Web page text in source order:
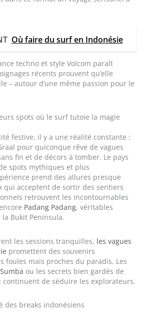
Où faire du surf en Indonésie
techno et style Volcom paraît
récents prouvent qu’elle
– autour d’une même passion pour le
spots où le surf tutoie la magie
festive, il y a une réalité constante :
pour quiconque rêve de vagues
fin et de décors à tomber. Le pays
spots mythiques et plus
prend des allures presque
qui acceptent de sortir des sentiers
retrouvent les incontournables
Padang Padang, véritables
Bukit Peninsula.
les sessions tranquilles, les vagues
promettent des souvenirs
foules mais proches du paradis. Les
Sumba ou les secrets bien gardés de
continuent de séduire les explorateurs.
des breaks indonésiens